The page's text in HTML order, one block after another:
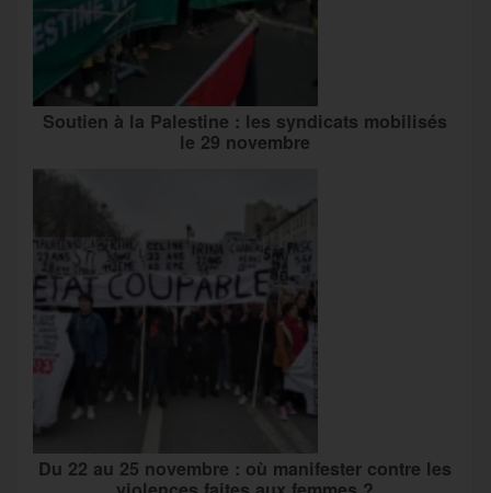
Soutien à la Palestine : les syndicats mobilisés
le 29 novembre
Du 22 au 25 novembre : où manifester contre les